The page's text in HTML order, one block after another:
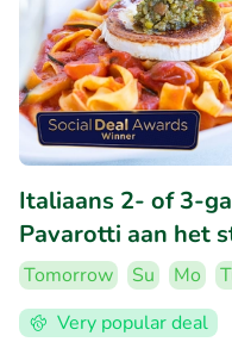
Italiaans 2- of 3-
Pavarotti aan het
Tomorrow Su Mo
Very popular deal